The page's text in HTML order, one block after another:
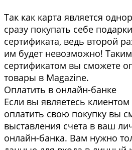
Так как карта является
сразу покупать себе
сертификата, ведь второй
им будет невозможно!
сертификатом вы сможете
товары в Magazine.
Оплатить в онлайн-банке
Если вы являетесь
оплатить свою покупку вы
выставления счета в ваш
онлайн-банка. Вам нужно